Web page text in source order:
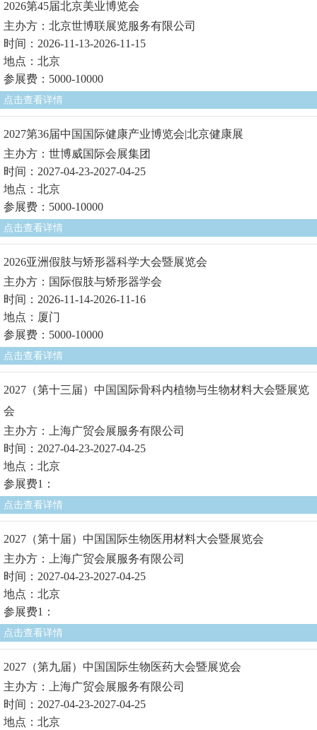
2026第45届北京美业博览会
主办方：北京世博联展览服务有限公司
时间：2026-11-13-2026-11-15
地点：北京
参展费：5000-10000
点击查看详情
2027第36届中国国际健康产业博览会|北京健康展
主办方：世博威国际会展集团
时间：2027-04-23-2027-04-25
地点：北京
参展费：5000-10000
点击查看详情
2026亚洲假肢与矫形器科学大会暨展览会
主办方：国际假肢与矫形器学会
时间：2026-11-14-2026-11-16
地点：厦门
参展费：5000-10000
点击查看详情
2027（第十三届）中国国际骨科内植物与生物材料大会暨展览
会
主办方：上海广贸会展服务有限公司
时间：2027-04-23-2027-04-25
地点：北京
参展费1：
点击查看详情
2027（第十届）中国国际生物医用材料大会暨展览会
主办方：上海广贸会展服务有限公司
时间：2027-04-23-2027-04-25
地点：北京
参展费1：
点击查看详情
2027（第九届）中国国际生物医药大会暨展览会
主办方：上海广贸会展服务有限公司
时间：2027-04-23-2027-04-25
地点：北京